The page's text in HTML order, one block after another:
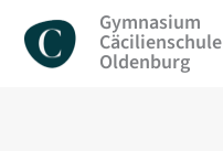
Inhalt
springen
Gymnasium
Cäcilienschule
Oldenburg